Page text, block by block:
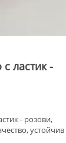
ластик -
- розови,
устойчив